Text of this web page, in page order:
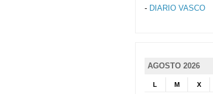
- DIARIO VASCO
AGOSTO 2026
L M X